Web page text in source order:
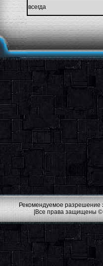
всегда
Рекомендуемое разрешение
|Все права защищены